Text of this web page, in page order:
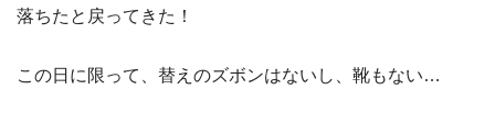
落ちたと戻ってきた！
この日に限って、替えのズボンはないし、靴もない…